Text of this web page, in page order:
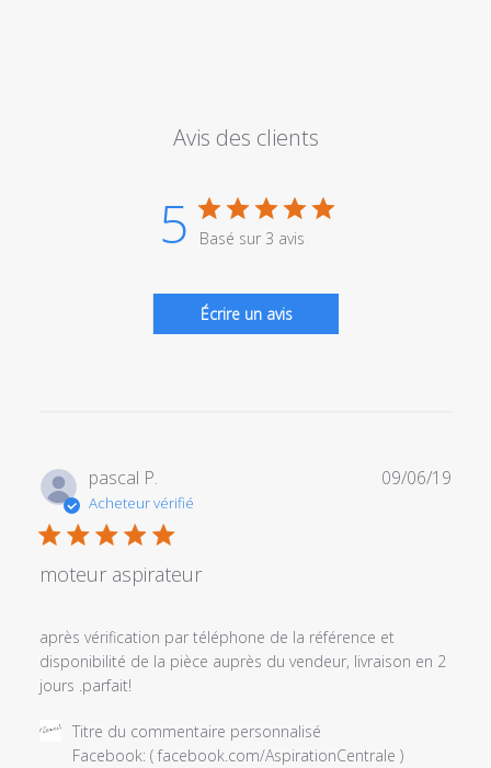
Avis des clients
5 Basé sur 3 avis
Écrire un avis
pascal P.
Acheteur vérifié
moteur aspirateur
après vérification par téléphone de la référence et
disponibilité de la pièce auprès du vendeur, livraison en 2
jours .parfait!
Commentaires
Titre du commentaire personnalisé
Facebook: ( facebook.com/AspirationCentrale )
09/06/19